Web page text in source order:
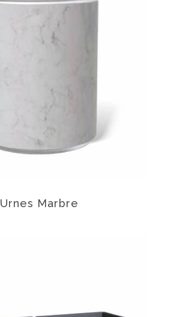
Urnes Marbre